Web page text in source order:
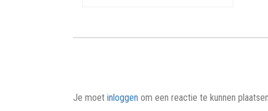
Je moet inloggen om een reactie te kunnen